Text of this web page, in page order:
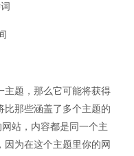
题，那么它可能将获得
比那些涵盖了多个主题的
站，内容都是同一个主
为在这个主题里你的网